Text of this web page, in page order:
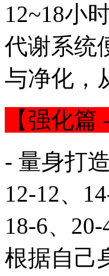
12~18小
代谢系统
与净化，
【强化
- 量身打
12-12、
18-6、
根据自己